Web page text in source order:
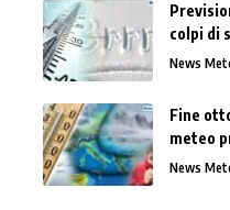
colpi di
News
Fine
meteo
News